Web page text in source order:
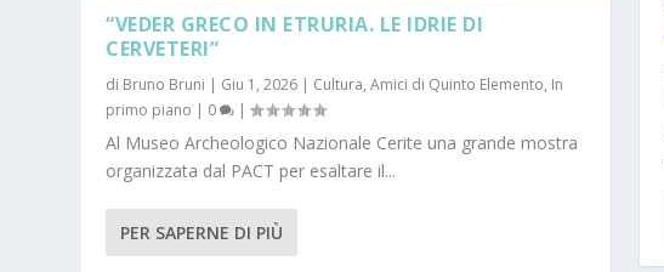
“VEDER GRECO IN ETRURIA. LE IDRIE DI
CERVETERI”
di Bruno Bruni | Giu 1, 2026 | Cultura,Amici di Quinto Elemento, In
primo piano | 0 |
Al Museo Archeologico Nazionale Cerite una grande mostra
organizzata dal PACT per esaltare il...
PER SAPERNE DI PIÙ